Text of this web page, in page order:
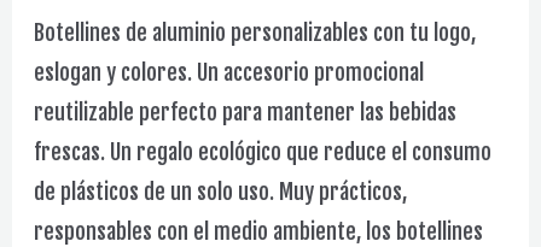
Botellines de aluminio personalizables con tu logo,
eslogan y colores. Un accesorio promocional
reutilizable perfecto para mantener las bebidas
frescas. Un regalo ecológico que reduce el consumo
de plásticos de un solo uso. Muy prácticos,
responsables con el medio ambiente, los botellines